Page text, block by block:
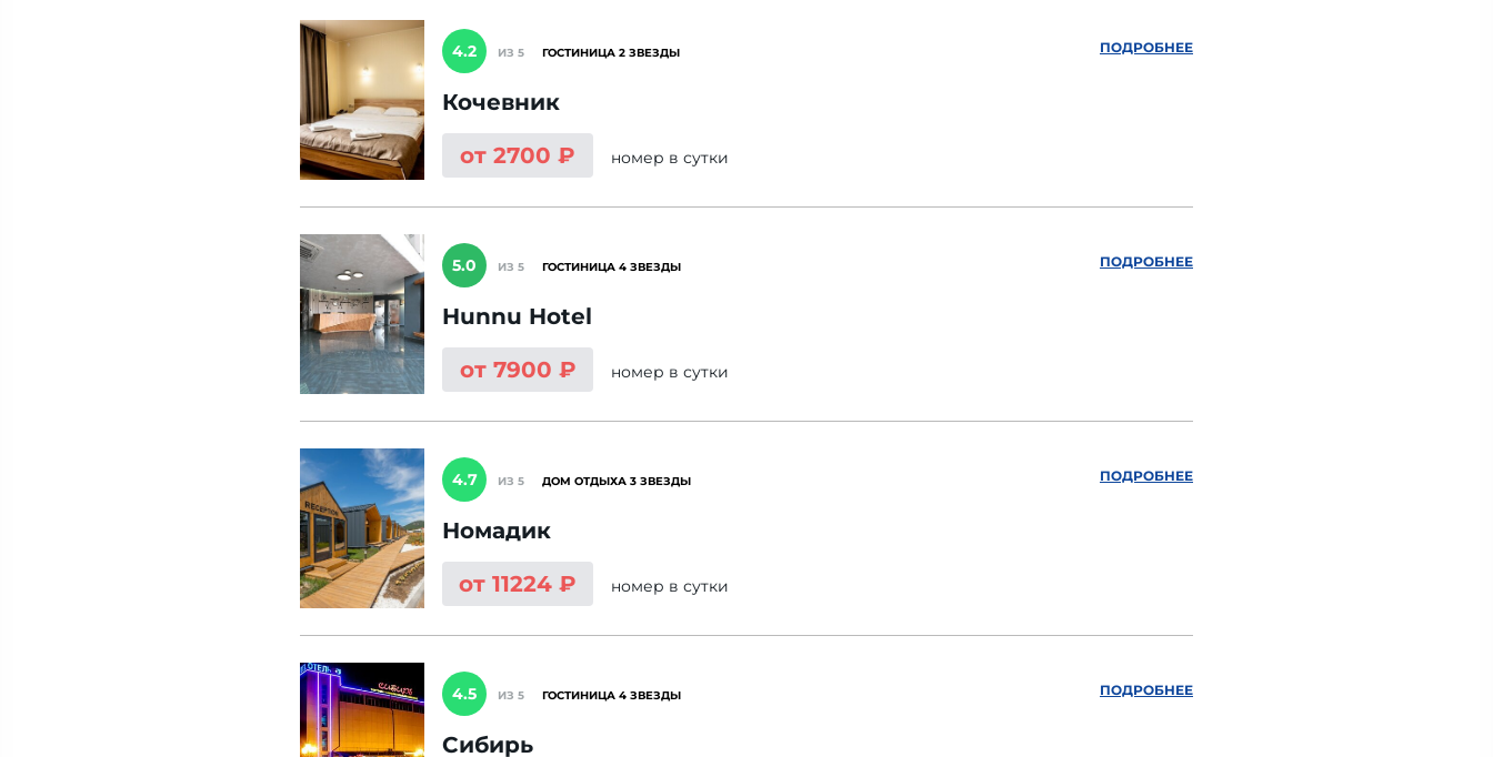
4.2 ИЗ 5 ГОСТИНИЦА 2 ЗВЕЗДЫ
Кочевник
от 2700 ₽
номер в сутки
ПОДРОБНЕЕ
5.0 ИЗ 5 ГОСТИНИЦА 4 ЗВЕЗДЫ
Hunnu Hotel
от 7900 ₽
номер в сутки
ПОДРОБНЕЕ
4.7 ИЗ 5 ДОМ ОТДЫХА 3 ЗВЕЗДЫ
Номадик
от 11224 ₽
номер в сутки
ПОДРОБНЕЕ
4.5 ИЗ 5 ГОСТИНИЦА 4 ЗВЕЗДЫ
Сибирь
ПОДРОБНЕЕ